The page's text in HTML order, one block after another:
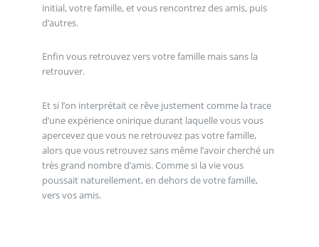
initial, votre famille, et vous rencontrez des amis, puis
d’autres.
Enfin vous retrouvez vers votre famille mais sans la
retrouver.
Et si l’on interprétait ce rêve justement comme la trace
d’une expérience onirique durant laquelle vous vous
apercevez que vous ne retrouvez pas votre famille,
alors que vous retrouvez sans même l’avoir cherché un
très grand nombre d’amis. Comme si la vie vous
poussait naturellement, en dehors de votre famille,
vers vos amis.